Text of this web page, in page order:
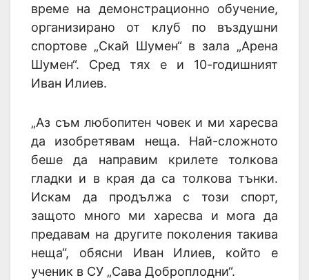
време на демонстрационно обучение,
организирано от клуб по въздушни
спортове „Скай Шумен“ в зала „Арена
Шумен“. Сред тях е и 10-годишният
Иван Илиев.
„Аз съм любопитен човек и ми харесва
да изобретявам неща. Най-сложното
беше да направим крилете толкова
гладки и в края да са толкова тънки.
Искам да продължа с този спорт,
защото много ми харесва и мога да
предавам на другите поколения такива
неща“, обясни Иван Илиев, който е
ученик в СУ „Сава Доброплодни“.